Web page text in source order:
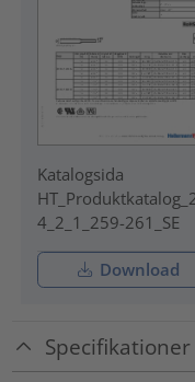
Katalogsida
4_2_1_259-261_SE
Download
Specifikationer